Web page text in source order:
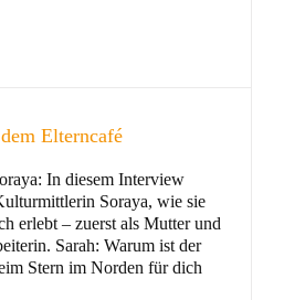
Elterncafé
In diesem Interview
Soraya, wie sie
erlebt – zuerst als Mutter und
Sarah: Warum ist der
Stern im Norden für dich